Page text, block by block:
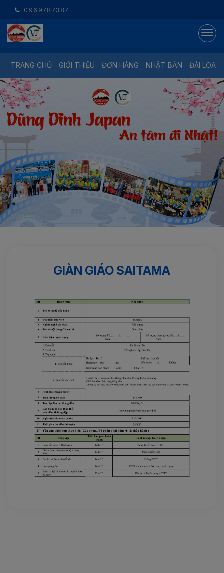
0969787387
TRANG CHỦ GIỚI THIỆU ĐƠN HÀNG NHẬT BẢN ĐÀI LOAN
GIÀN GIÁO SAITAMA